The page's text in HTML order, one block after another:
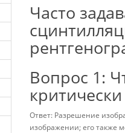
Часто
Вопрос 1:
Ответ: Разрешение
изображении; его также